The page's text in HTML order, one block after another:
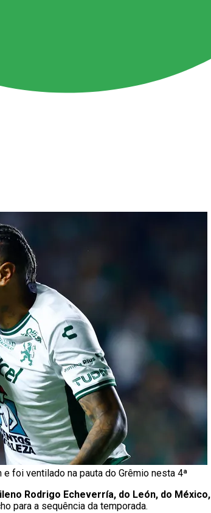
foi ventilado na pauta do Grêmio nesta 4ª
Rodrigo Echeverría, do León, do México,
para a sequência da temporada.